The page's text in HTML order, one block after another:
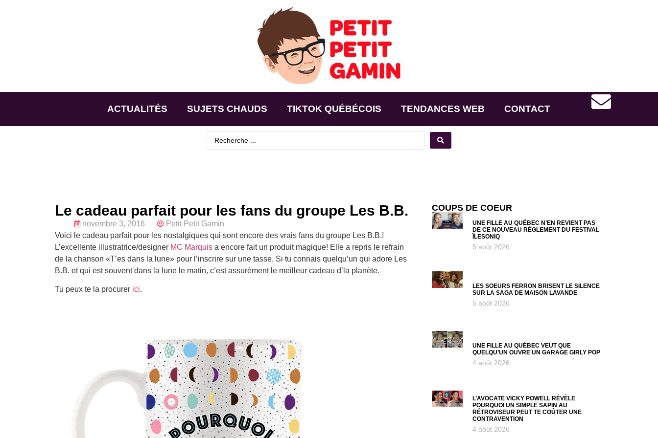
ACTUALITÉS SUJETS CHAUDS TIKTOK QUÉBÉCOIS TENDANCES WEB CONTACT
Le cadeau parfait pour les fans du groupe Les B.B.
novembre 3, 2016
Petit Petit Gamin
Voici le cadeau parfait pour les nostalgiques qui sont encore des vrais fans du groupe Les B.B.!
L’excellente illustratrice/designer MC Marquis a encore fait un produit magique! Elle a repris le refrain
de la chanson «T’es dans la lune» pour l’inscrire sur une tasse. Si tu connais quelqu’un qui adore Les
B.B. et qui est souvent dans la lune le matin, c’est assurément le meilleur cadeau d’la planète.
Tu peux te la procurer ici.
COUPS DE COEUR
UNE FILLE AU QUÉBEC N’EN REVIENT PAS
DE CE NOUVEAU RÈGLEMENT DU FESTIVAL
ÎLESONIQ
5 août 2026
LES SOEURS FERRON BRISENT LE SILENCE
SUR LA SAGA DE MAISON LAVANDE
5 août 2026
UNE FILLE AU QUÉBEC VEUT QUE
QUELQU’UN OUVRE UN GARAGE GIRLY POP
4 août 2026
L’AVOCATE VICKY POWELL RÉVÈLE
POURQUOI UN SIMPLE SAPIN AU
RÉTROVISEUR PEUT TE COÛTER UNE
CONTRAVENTION
4 août 2026